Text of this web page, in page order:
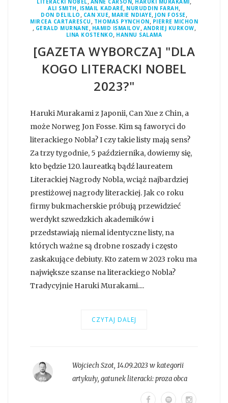
ALI SMITH , ISMAIL KADARÉ, NURUDDIN FARAH,
DON DELILLO , CAN XUE, MARIE NDIAYE, JON FOSSE,
MIRCEA CARTARESCU , THOMAS PYNCHON, PIERRE MICHON
, GERALD MURNANE, HAMID ISMAILOV, ANDRIEJ KURKOW,
LINA KOSTENKO, HANNU SALAMA
[GAZETA WYBORCZA] "DLA
KOGO LITERACKI NOBEL
2023?"
Haruki Murakami z Japonii, Can Xue z Chin, a
może Norweg Jon Fosse. Kim są faworyci do
literackiego Nobla? I czy takie listy mają sens?
Za trzy tygodnie, 5 października, dowiemy się,
kto będzie 120. laureatką bądź laureatem
Literackiej Nagrody Nobla, wciąż najbardziej
prestiżowej nagrody literackiej. Jak co roku
firmy bukmacherskie próbują przewidzieć
werdykt szwedzkich akademików i
przedstawiają niemal identyczne listy, na
których ważne są drobne roszady i często
zaskakujące debiuty. Kto zatem w 2023 roku ma
największe szanse na literackiego Nobla?
Tradycyjnie Haruki Murakami....
CZYTAJ DALEJ
Wojciech Szot, 14.09.2023 w kategorii
artykuły, gatunek literacki:proza obca